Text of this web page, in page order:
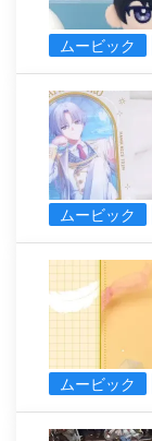
ムービック
ムービック
ムービック